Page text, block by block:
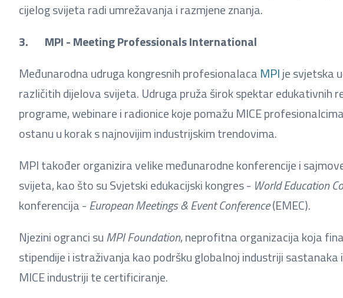
cijelog svijeta radi umrežavanja i razmjene znanja.
3. MPI - Meeting Professionals International
Međunarodna udruga kongresnih profesionalaca MPIje svjetska
različitih dijelova svijeta. Udruga pruža širok spektar edukativnih
programe, webinare i radionice koje pomažu MICE
ostanu u korak s najnovijim industrijskim trendovima.
MPI također organizira velike međunarodne konferencije i
svijeta, kao što su Svjetski edukacijski kongres - World Education
konferencija -European Meetings & Event Conference(EMEC).
Njezini ogranci suMPI Foundation, neprofitna organizacija koja
stipendije i istraživanja kao podršku globalnoj industriji sastanaka
MICE industriji te certificiranje.